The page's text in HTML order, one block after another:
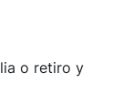
o retiro y